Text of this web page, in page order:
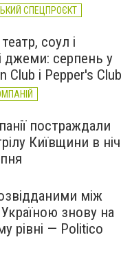
СПЕЦПРОЄКТ
соул і
джеми: серпень у
Club і Pepper's Club
постраждали
Київщини в ніч
між
знову на
рівні — Politico